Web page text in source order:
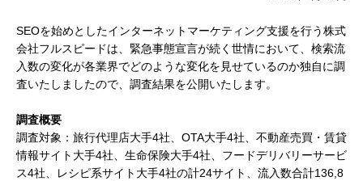
SEOを始めとしたインターネットマーケティング支援を行う株式
会社フルスピードは、緊急事態宣言が続く世情において、検索流
入数の変化が各業界でどのような変化を見せているのか独自に調
査いたしましたので、調査結果を公開いたします。
調査概要
調査対象：旅行代理店大手4社、OTA大手4社、不動産売買・賃貸
情報サイト大手4社、生命保険大手4社、フードデリバリーサービ
ス4社、レシピ系サイト大手4社の計24サイト、流入数合計136,8